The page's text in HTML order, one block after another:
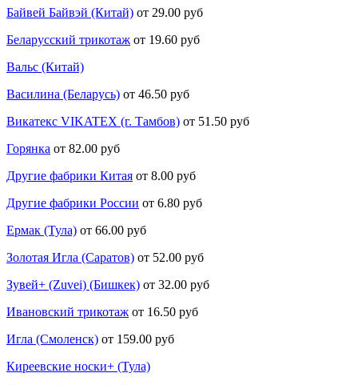
Байвей Байвэй (Китай) от 29.00 руб
Беларусский трикотаж от 19.60 руб
Вальс (Китай)
Василина (Беларусь) от 46.50 руб
Викатекс VIKATEX (г. Тамбов) от 51.50 руб
Горянка от 82.00 руб
Другие фабрики Китая от 8.00 руб
Другие фабрики России от 6.80 руб
Ермак (Тула) от 66.00 руб
Золотая Игла (Саратов) от 52.00 руб
Зувей+ (Zuvei) (Бишкек) от 32.00 руб
Ивановский трикотаж от 16.50 руб
Игла (Смоленск) от 159.00 руб
Киреевские носки+ (Тула)